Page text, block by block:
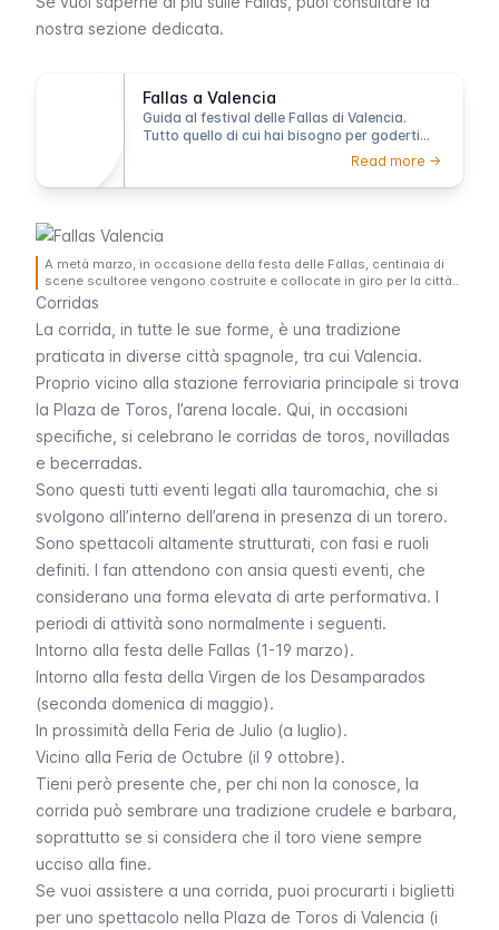
nostra sezione dedicata.
Fallas a Valencia
Guida al festival delle Fallas di Valencia.
Tutto quello di cui hai bisogno per goderti
una delle festività più sorprendenti della
Read more ->
A metà marzo, in occasione della festa delle Fallas, centinaia di
scene scultoree vengono costruite e collocate in giro per la città..
Corridas
La corrida , in tutte le sue forme, è una tradizione
praticata in diverse città spagnole, tra cui Valencia.
Proprio vicino alla stazione ferroviaria principale si trova
la Plaza de Toros, l’arena locale. Qui, in occasioni
specifiche, si celebrano le corridas de toros novilladas
e becerradas.
Sono questi tutti eventi legati alla tauromachia, che si
svolgono all’interno dell’arena in presenza di un torero.
Sono spettacoli altamente strutturati, con fasi e ruoli
definiti. I fan attendono con ansia questi eventi, che
considerano una forma elevata di arte performativa. I
periodi di attività sono normalmente i seguenti.
Intorno alla festa delle Fallas (1-19 marzo).
Intorno alla festa della Virgen de los Desamparados
(seconda domenica di maggio).
In prossimità della Feria de Julio (a luglio).
Vicino alla Feria de Octubre (il 9 ottobre).
Tieni però presente che, per chi non la conosce, la
corrida può sembrare una tradizione crudele e barbara,
soprattutto se si considera che il toro viene sempre
ucciso alla fine.
Se vuoi assistere a una corrida , puoi procurarti i biglietti
per uno spettacolo nella Plaza de Toros di Valencia (i